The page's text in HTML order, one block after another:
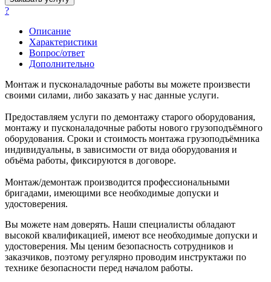
?
Описание
Характеристики
Вопрос/ответ
Дополнительно
Монтаж и пусконаладочные работы вы можете произвести
своими силами, либо заказать у нас данные услуги.
Предоставляем услуги по демонтажу старого оборудования,
монтажу и пусконаладочные работы нового грузоподъёмного
оборудования. Сроки и стоимость монтажа грузоподъёмника
индивидуальны, в зависимости от вида оборудования и
объёма работы, фиксируются в договоре.
Монтаж/демонтаж производится профессиональными
бригадами, имеющими все необходимые допуски и
удостоверения.
Вы можете нам доверять. Наши специалисты обладают
высокой квалификацией, имеют все необходимые допуски и
удостоверения. Мы ценим безопасность сотрудников и
заказчиков, поэтому регулярно проводим инструктажи по
технике безопасности перед началом работы.